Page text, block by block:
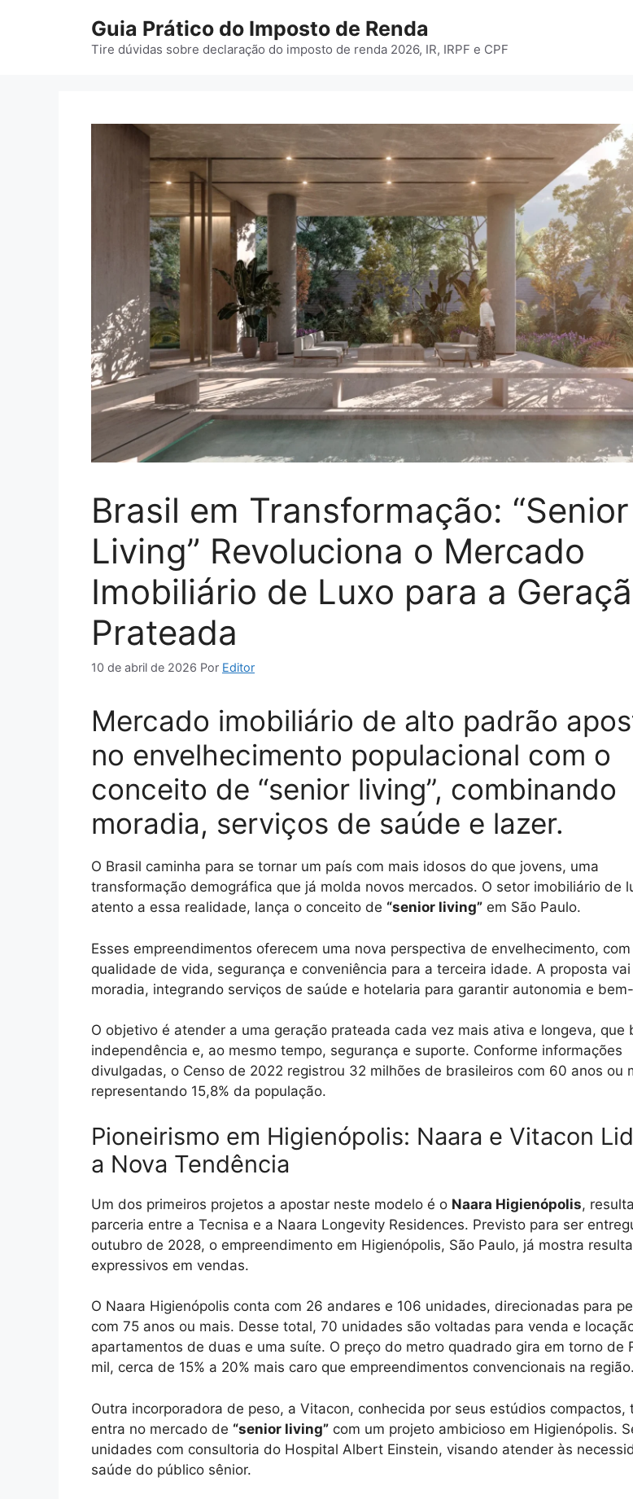
Guia Prático do Imposto de Renda
Tire dúvidas sobre declaração do imposto de renda 2026, IR, IRPF e CPF
Brasil em Transformação: “Senior
Living” Revoluciona o Mercado
Imobiliário de Luxo para a
Prateada
10 de abril de 2026 Por Editor
Mercado imobiliário de alto padrão
no envelhecimento populacional com o
conceito de “senior living”, combinando
moradia, serviços de saúde e lazer.
O Brasil caminha para se tornar um país com mais idosos do que jovens, uma
transformação demográfica que já molda novos mercados. O setor imobiliário de
atento a essa realidade, lança o conceito de “senior living” em São Paulo.
Esses empreendimentos oferecem uma nova perspectiva de envelhecimento,
qualidade de vida, segurança e conveniência para a terceira idade. A proposta
moradia, integrando serviços de saúde e hotelaria para garantir autonomia e
O objetivo é atender a uma geração prateada cada vez mais ativa e longeva, que
independência e, ao mesmo tempo, segurança e suporte. Conforme informações
divulgadas, o Censo de 2022 registrou 32 milhões de brasileiros com 60 anos ou
representando 15,8% da população.
Pioneirismo em Higienópolis: Naara e Vitacon
a Nova Tendência
Um dos primeiros projetos a apostar neste modelo é o Naara Higienópolis,
parceria entre a Tecnisa e a Naara Longevity Residences. Previsto para ser
outubro de 2028, o empreendimento em Higienópolis, São Paulo, já mostra
expressivos em vendas.
O Naara Higienópolis conta com 26 andares e 106 unidades, direcionadas para
com 75 anos ou mais. Desse total, 70 unidades são voltadas para venda e
apartamentos de duas e uma suíte. O preço do metro quadrado gira em torno de
mil, cerca de 15% a 20% mais caro que empreendimentos convencionais na região.
Outra incorporadora de peso, a Vitacon, conhecida por seus estúdios compactos,
entra no mercado de “senior living” com um projeto ambicioso em Higienópolis.
unidades com consultoria do Hospital Albert Einstein, visando atender às
saúde do público sênior.